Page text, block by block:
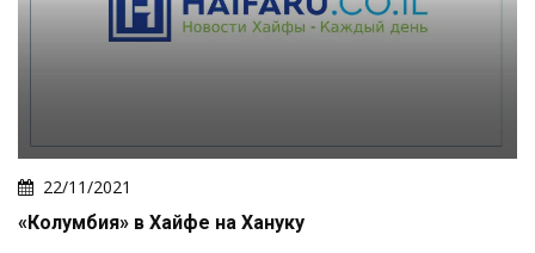
22/11/2021
«Колумбия» в Хайфе на Хануку